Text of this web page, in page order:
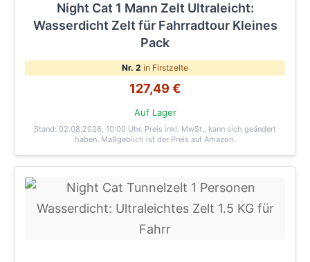
Night Cat 1 Mann Zelt Ultraleicht:
Wasserdicht Zelt für Fahrradtour Kleines
Pack
Nr. 2 in Firstzelte
127,49 €
Auf Lager
Stand: 02.08.2026, 10:00 Uhr. Preis inkl. MwSt., kann sich geändert
haben. Maßgeblich ist der Preis auf Amazon.